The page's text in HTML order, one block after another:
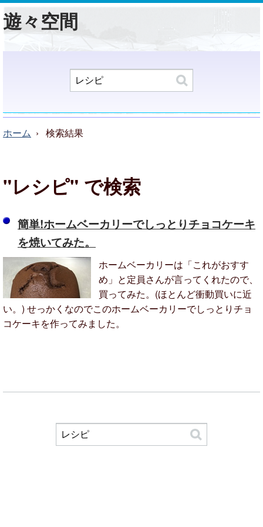
遊々空間
ホーム 検索結果
"レシピ" で検索
簡単!ホームベーカリーでしっとりチョコケーキ
を焼いてみた。
ホームベーカリーは「これがおすす
め」と定員さんが言ってくれたので、
買ってみた。(ほとんど衝動買いに近
い。) せっかくなのでこのホームベーカリーでしっとりチョ
コケーキを作ってみました。